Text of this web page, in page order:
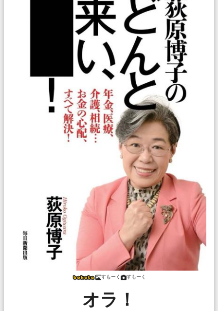
すもーく すもーく
オラ！